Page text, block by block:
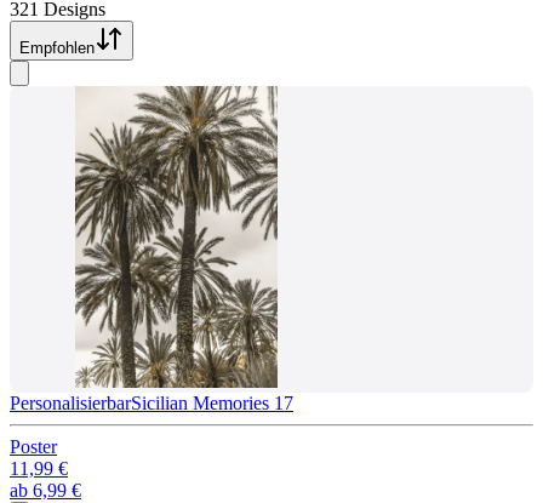
321 Designs
Empfohlen
PersonalisierbarSicilian Memories 17
Poster
11,99 €
ab 6,99 €